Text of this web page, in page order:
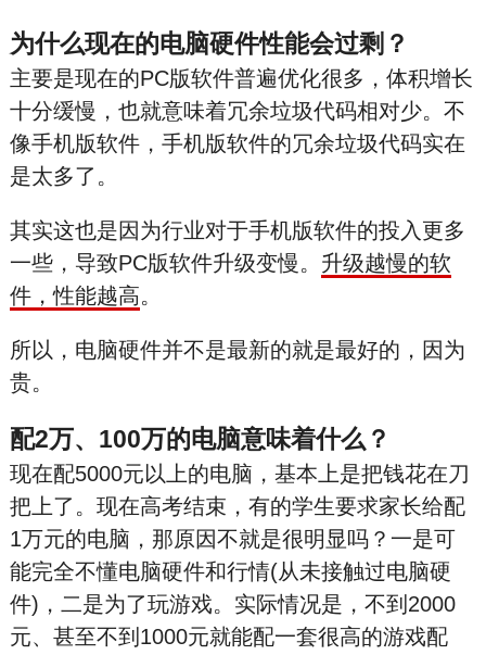
为什么现在的电脑硬件性能会过剩？
主要是现在的PC版软件普遍优化很多，体积增长
十分缓慢，也就意味着冗余垃圾代码相对少。不
像手机版软件，手机版软件的冗余垃圾代码实在
是太多了。
其实这也是因为行业对于手机版软件的投入更多
一些，导致PC版软件升级变慢。 升级越慢的软
件，性能越高。
所以，电脑硬件并不是最新的就是最好的，因为
贵。
配2万、100万的电脑意味着什么？
现在配5000元以上的电脑，基本上是把钱花在刀
把上了。现在高考结束，有的学生要求家长给配
1万元的电脑，那原因不就是很明显吗？一是可
能完全不懂电脑硬件和行情(从未接触过电脑硬
件)，二是为了玩游戏。实际情况是，不到2000
元、甚至不到1000元就能配一套很高的游戏配